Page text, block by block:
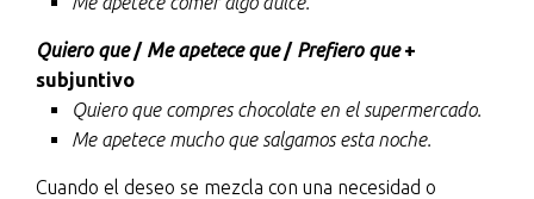
Quiero que/ Me apetece que/ Prefiero que+
subjuntivo
Quiero que compres chocolate en el supermercado.
Me apetece mucho que salgamos esta noche.
Cuando el deseo se mezcla con una necesidad o